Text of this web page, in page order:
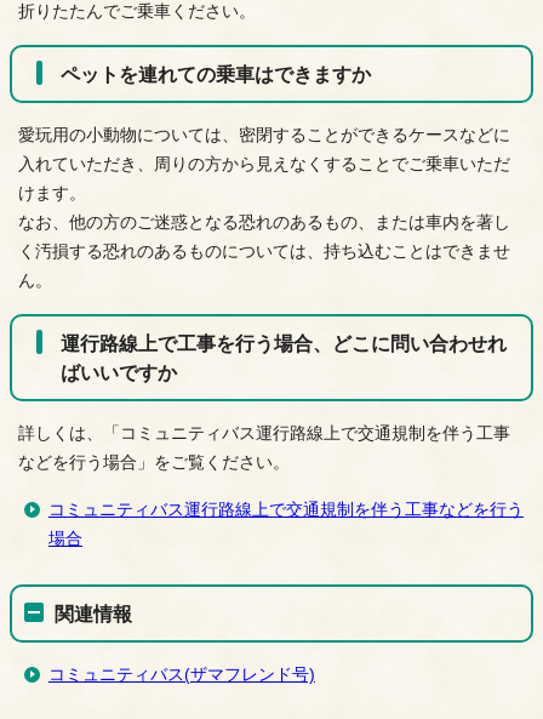
折りたたんでご乗車ください。
ペットを連れての乗車はできますか
愛玩用の小動物については、密閉することができるケースなどに
入れていただき、周りの方から見えなくすることでご乗車いただ
けます。
なお、他の方のご迷惑となる恐れのあるもの、または車内を著し
く汚損する恐れのあるものについては、持ち込むことはできませ
ん。
運行路線上で工事を行う場合、どこに問い合わせれ
ばいいですか
詳しくは、「コミュニティバス運行路線上で交通規制を伴う工事
などを行う場合」をご覧ください。
コミュニティバス運行路線上で交通規制を伴う工事などを行う
場合
関連情報
コミュニティバス(ザマフレンド号)